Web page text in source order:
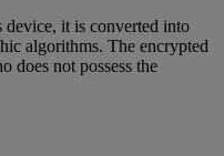
device, it is converted into
algorithms. The encrypted
does not possess the